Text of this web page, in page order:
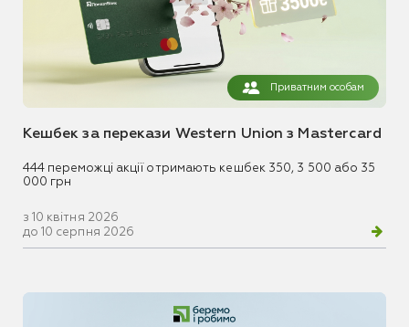
Приватним особам
Кешбек за перекази Western Union з Mastercard
444 переможці акції отримають кешбек 350, 3 500 або 35
000 грн
з 10 квітня 2026
до 10 серпня 2026